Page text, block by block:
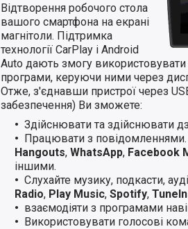
Відтворення робочого стола
вашого смартфона на екрані
магнітоли. Підтримка
технології CarPlay і Android
Auto дають змогу
програми, керуючи ними через
Отже, з'єднавши пристрої через
забезпечення) Ви зможете:
Здійснювати та здійснювати
Працювати з повідомленнями.
Hangouts, WhatsApp, Facebook
іншими.
Слухайте музику, подкасти,
Radio, Play Music, Spotify, TuneIn
взаємодіяти з програмами
Використовувати голосові